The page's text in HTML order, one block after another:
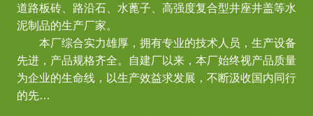
道路板砖、路沿石、水蓖子、高强度复合型井座井盖等水
泥制品的生产厂家。
本厂综合实力雄厚，拥有专业的技术人员，生产设备
先进，产品规格齐全。自建厂以来，本厂始终视产品质量
为企业的生命线，以生产效益求发展，不断汲收国内同行
的先…